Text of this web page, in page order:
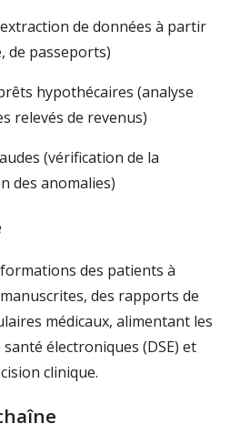
de données à partir
de passeports)
hypothécaires (analyse
relevés de revenus)
(vérification de la
des anomalies)
des patients à
des rapports de
médicaux, alimentant les
électroniques (DSE) et
clinique.